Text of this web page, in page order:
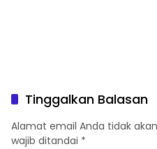
Tinggalkan Balasan
Alamat email Anda tidak
wajib ditandai *